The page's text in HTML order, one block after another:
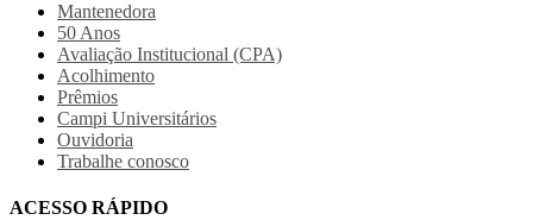
Mantenedora
50 Anos
Avaliação Institucional (CPA)
Acolhimento
Prêmios
Campi Universitários
Ouvidoria
Trabalhe conosco
ACESSO RÁPIDO